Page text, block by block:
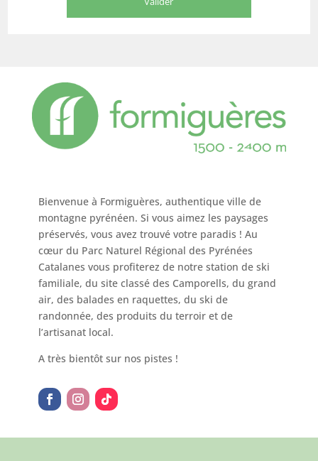
Bienvenue à Formiguères, authentique ville de
montagne pyrénéen. Si vous aimez les paysages
préservés, vous avez trouvé votre paradis ! Au
cœur du Parc Naturel Régional des Pyrénées
Catalanes vous profiterez de notre station de ski
familiale, du site classé des Camporells, du grand
air, des balades en raquettes, du ski de
randonnée, des produits du terroir et de
l’artisanat local.
A très bientôt sur nos pistes !